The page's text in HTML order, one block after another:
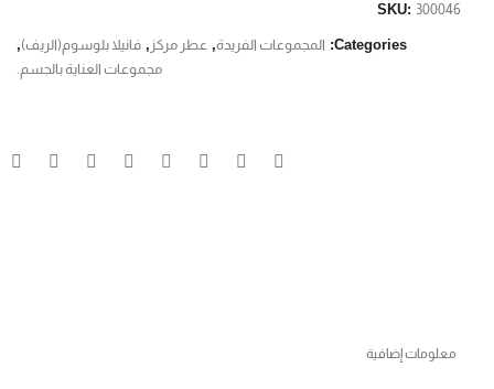
SKU: 300046
Categories: المجموعات الفريدة, عطر مركز , فانيلا بلوسوم(الريف),
مجموعات العناية بالجسم.
معلومات إضافية